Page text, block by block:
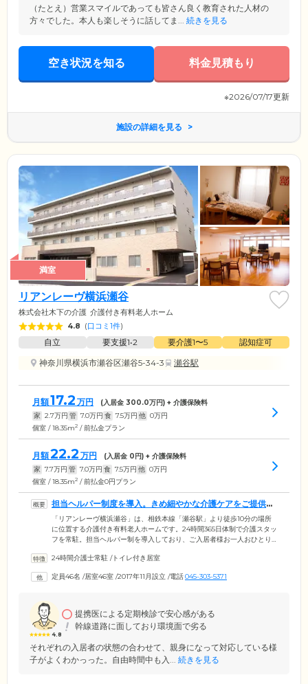
（たとえ）営業スマイルであっても皆さん良く教育された人材の
方々でした。本人も楽しそうに話してま... 続きを見る
空き状況を知る 料金見積もり
※2026/07/17更新
施設の詳細を見る
満室
リアンレーヴ横浜瀬谷
株式会社木下の介護 介護付き有料老人ホーム
4.8 (口コミ1件)
自立 要支援1•2 要介護1〜5
認知症可
神奈川県横浜市瀬谷区瀬谷5-34-3
瀬谷駅
月額17.2 万円 (入居金 300.0万円) + 介護保険料
家 2.7万円 管 7.0万円 食 7.5万円 他 0万円
個室 / 18.35m2 / 前払金プラン
月額22.2 万円 (入居金 0円) + 介護保険料
家 7.7万円 管 7.0万円 食 7.5万円 他 0万円
個室 / 18.35m2 / 前払金0円プラン
担当ヘルパー制度を導入。きめ細やかな介護ケアをご提供し
ています
「リアンレーヴ横浜瀬谷」は、相鉄本線「瀬谷駅」より徒歩10分の場所
に位置する介護付き有料老人ホームです。24時間365日体制で介護スタッ
フを常駐。担当ヘルパー制を導入しており、ご入居者様お一人おひとり
が常駐。毎日の健康相談や服薬管理などを実施しています。また、「山
との連携により、往診のほか、健康相談を承っています。運営する「株
します。
24時間介護士常駐 /トイレ付き居室
定員46名 /居室46室 /2017年11月設立 /電話045-303-5371
4.8
提携医による定期検診で安心感がある
幹線道路に面しており環境面で劣る
それぞれの入居者の状態の合わせて、親身になって対応している様
子がよくわかっった。自由時間中も入... 続きを見る